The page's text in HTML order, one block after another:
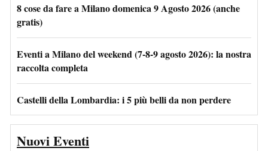
8 cose da fare a Milano domenica 9 Agosto 2026 (anche
gratis)
Eventi a Milano del weekend (7-8-9 agosto 2026): la nostra
raccolta completa
Castelli della Lombardia: i 5 più belli da non perdere
Nuovi Eventi